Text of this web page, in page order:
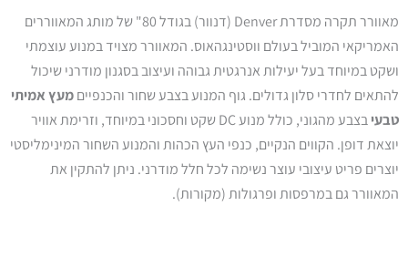
מאוורר תקרה מסדרת Denver (דנוור) בגודל 80" של מותג המאווררים
האמריקאי המוביל בעולם ווסטינגהאוס. המאוורר מצויד במנוע עוצמתי
ושקט במיוחד בעל יעילות אנרגטית גבוהה ועיצוב בסגנון מודרני שיכול
להתאים לחדרי סלון גדולים. גוף המנוע בצבע שחור והכנפייםמעץ אמיתי
טבעי
בצבע מהגוני, כולל מנוע DC שקט וחסכוני במיוחד, וזרימת אוויר
יוצאת דופן. הקווים הנקיים, כנפי העץ הכהות והמנוע השחור המינימליסטי
יוצרים פריט עיצובי עוצר נשימה לכל חלל מודרני. ניתן להתקין את
המאוורר גם במרפסות ופרגולות (מקורות).